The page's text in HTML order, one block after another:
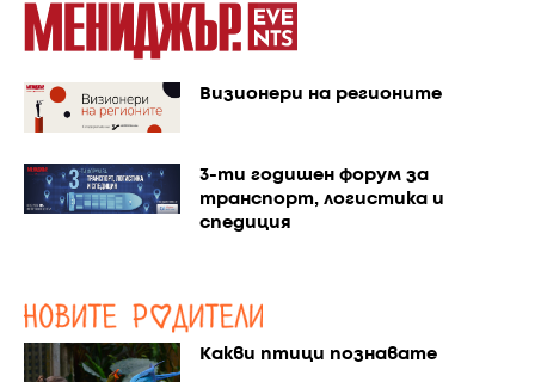
Визионери на регионите
3-ти годишен форум за
транспорт, логистика и
спедиция
Какви птици познавате